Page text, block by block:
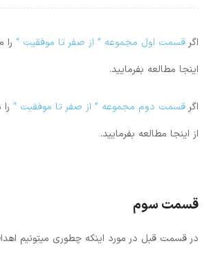
اگر قسمت اول مجموعه ” از صفر تا موفقیت “ را
اینجا مطالعه بفرمایید.
اگر قسمت دوم مجموعه ” از صفر تا موفقیت “
از اینجا مطالعه بفرمایید.
قسمت سوم
در قسمت قبل در مورد اینکه چطوری میتونیم